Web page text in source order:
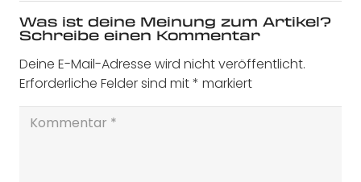
Was ist deine Meinung zum Artikel?
Schreibe einen Kommentar
Deine E-Mail-Adresse wird nicht veröffentlicht.
Erforderliche Felder sind mit* markiert